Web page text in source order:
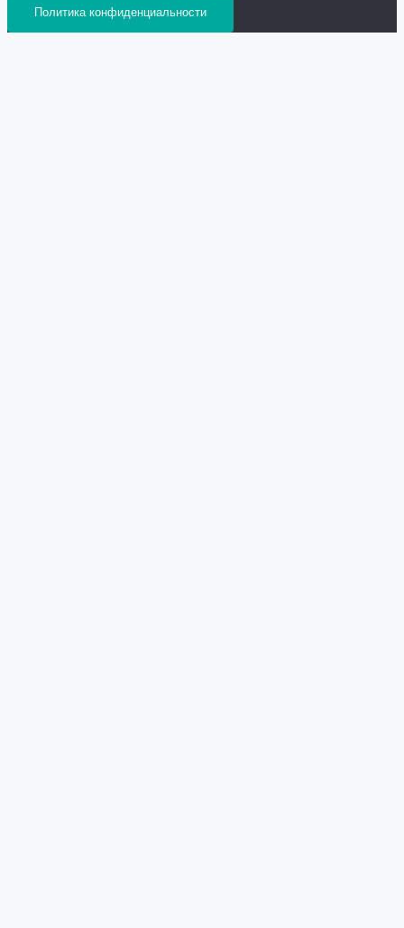
Политика конфиденциальности